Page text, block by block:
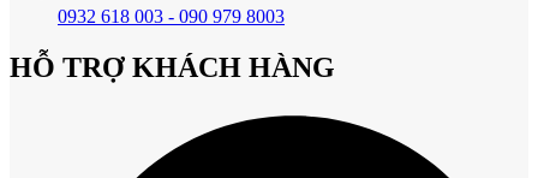
0932 618 003 - 090 979 8003
HỖ TRỢ KHÁCH HÀNG